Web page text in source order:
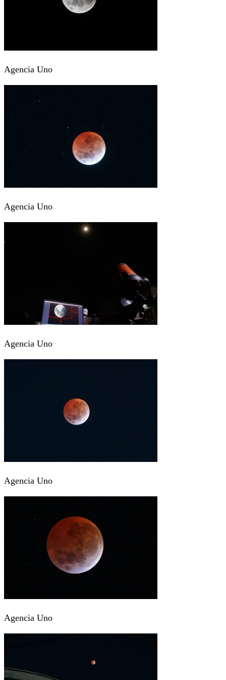
Agencia Uno
Agencia Uno
Agencia Uno
Agencia Uno
Agencia Uno